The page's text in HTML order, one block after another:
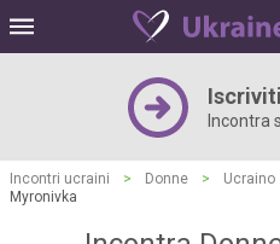
Iscriviti
Incontra
Incontri ucraini > Donne > Ucraino
Myronivka